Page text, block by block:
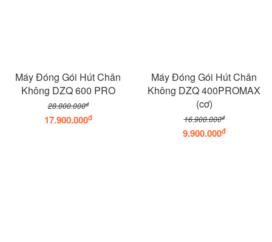
Máy Đóng Gói Hút Chân
Không DZQ 600 PRO
28.000.000đ
17.900.000đ
Máy Đóng Gói Hút Chân
Không DZQ 400PROMAX
(cơ)
16.900.000đ
9.900.000đ